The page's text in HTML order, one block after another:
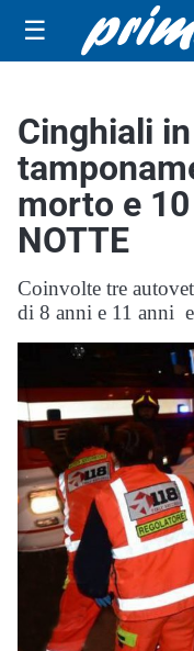
☰
Cinghiali
morto e
NOTTE
Coinvolte tre
di 8 anni e 11 anni